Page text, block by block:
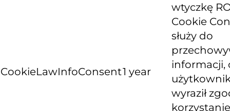
CookieLawInfoConsent1 year
wtyczkę
Cookie
służy do
informacji,
wyraził